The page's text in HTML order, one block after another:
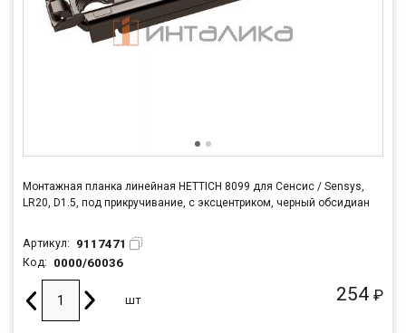
Монтажная планка линейная HETTICH 8099 для Сенсис / Sensys,
LR20, D1.5, под прикручивание, с эксцентриком, черный обсидиан
Артикул: 9117471
Код: 0000/60036
254 ₽
шт